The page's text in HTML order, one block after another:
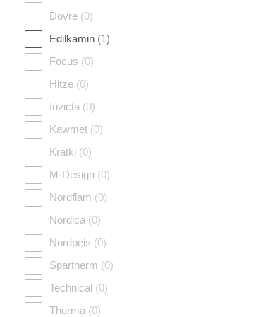
Dovre (0)
Edilkamin (1)
Focus (0)
Hitze (0)
Invicta (0)
Kawmet (0)
Kratki (0)
M-Design (0)
Nordflam (0)
Nordica (0)
Nordpeis (0)
Spartherm (0)
Technical (0)
Thorma (0)